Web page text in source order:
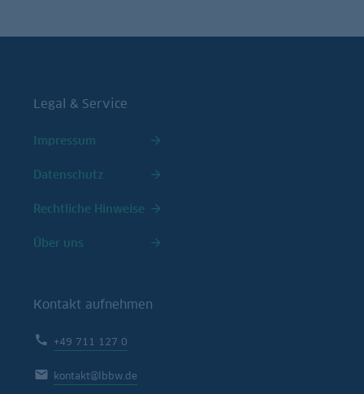
Legal & Service
Impressum
Datenschutz
Rechtliche Hinweise
Über uns
Kontakt aufnehmen
+49 711 127 0
kontakt@lbbw.de